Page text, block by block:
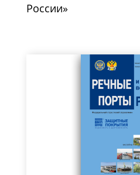
России»